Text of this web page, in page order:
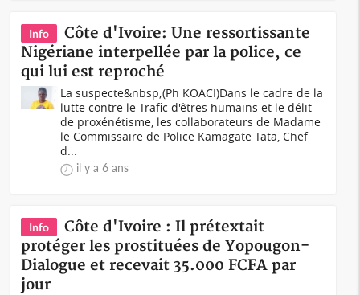
Info
Côte d'Ivoire: Une ressortissante
Nigériane interpellée par la police, ce
qui lui est reproché
La suspecte&nbsp;(Ph KOACI)Dans le cadre de la
lutte contre le Trafic d'êtres humains et le délit
de proxénétisme, les collaborateurs de Madame
le Commissaire de Police Kamagate Tata, Chef
d...
il y a 6 ans
Info
Côte d'Ivoire : Il prétextait
protéger les prostituées de Yopougon-
Dialogue et recevait 35.000 FCFA par
jour